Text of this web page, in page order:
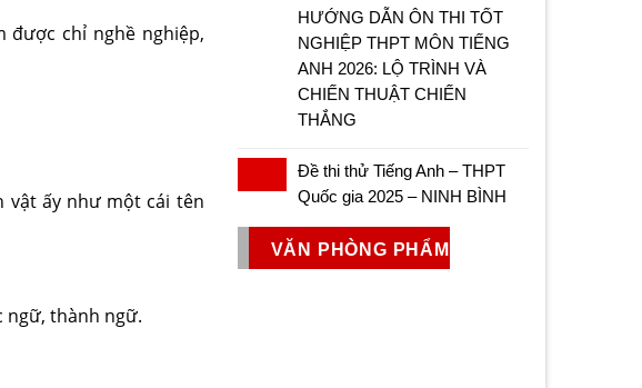
chỉ nghề nghiệp,
vật ấy như một cái tên
ngữ, thành ngữ.
HƯỚNG DẪN ÔN THI TỐT
NGHIỆP THPT MÔN TIẾNG
ANH 2026: LỘ TRÌNH VÀ
CHIẾN THUẬT CHIẾN
THẮNG
Đề thi thử Tiếng Anh – THPT
Quốc gia 2025 – NINH BÌNH
VĂN PHÒNG PHẨM